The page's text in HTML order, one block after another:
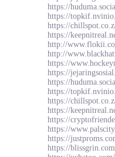
https://
https://
https://
https://
http://
http://
https://
https://
https://
https://
https://
https://
https://
https://
https://
https://